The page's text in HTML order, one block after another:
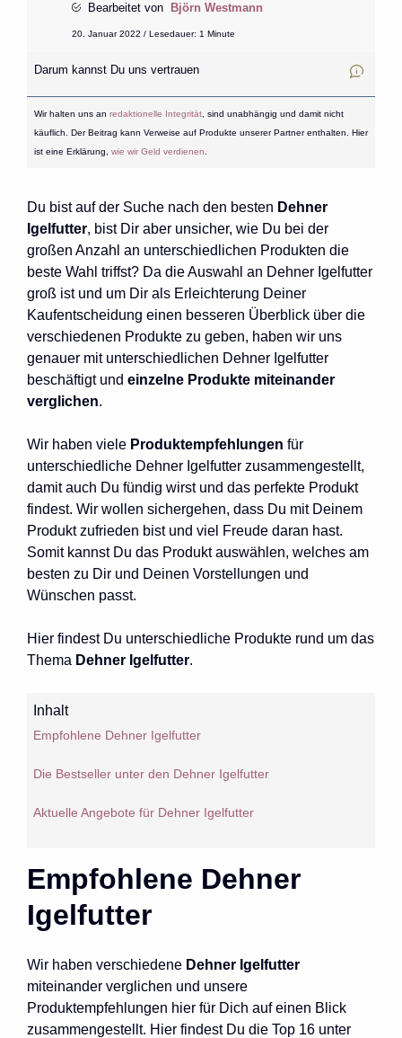
Bearbeitet von Björn Westmann
20. Januar 2022 / Lesedauer: 1 Minute
Darum kannst Du uns vertrauen
Wir halten uns an redaktionelle Integrität, sind unabhängig und damit nicht
käuflich. Der Beitrag kann Verweise auf Produkte unserer Partner enthalten. Hier
ist eine Erklärung, wie wir Geld verdienen
Du bist auf der Suche nach den besten Dehner
Igelfutter, bist Dir aber unsicher, wie Du bei der
großen Anzahl an unterschiedlichen Produkten die
beste Wahl triffst? Da die Auswahl an Dehner Igelfutter
groß ist und um Dir als Erleichterung Deiner
Kaufentscheidung einen besseren Überblick über die
verschiedenen Produkte zu geben, haben wir uns
genauer mit unterschiedlichen Dehner Igelfutter
beschäftigt und einzelne Produkte miteinander
verglichen.
Wir haben viele Produktempfehlungen für
unterschiedliche Dehner Igelfutter zusammengestellt,
damit auch Du fündig wirst und das perfekte Produkt
findest. Wir wollen sichergehen, dass Du mit Deinem
Produkt zufrieden bist und viel Freude daran hast.
Somit kannst Du das Produkt auswählen, welches am
besten zu Dir und Deinen Vorstellungen und
Wünschen passt.
Hier findest Du unterschiedliche Produkte rund um das
Thema Dehner Igelfutter.
Inhalt
Empfohlene Dehner Igelfutter
Die Bestseller unter den Dehner Igelfutter
Aktuelle Angebote für Dehner Igelfutter
Empfohlene Dehner
Igelfutter
Wir haben verschiedene Dehner Igelfutter
miteinander verglichen und unsere
Produktempfehlungen hier für Dich auf einen Blick
zusammengestellt. Hier findest Du die Top 16 unter